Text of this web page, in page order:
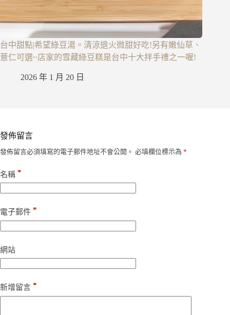
台中甜點|希望綠豆湯。清涼退火微甜好吃!另有嫩仙草、
薏仁可選~店家的雪藏綠豆糕是台中十大拌手禮之一喔!
2026 年 1 月 20 日
發佈留言
發佈留言必須填寫的電子郵件地址不會公開。 必填欄位標示為 *
名稱 *
電子郵件 *
網站
新增留言 *